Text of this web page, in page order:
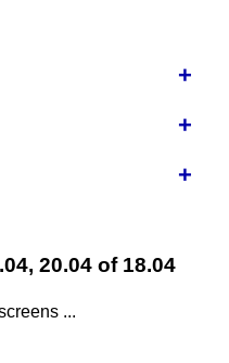
+
+
+
20.04 of 18.04
...